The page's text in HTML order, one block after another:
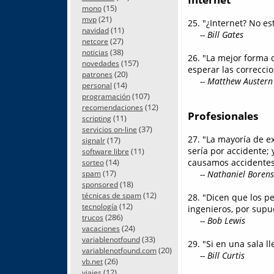
mono(15)
mvp(21)
navidad(11)
netcore (27)
noticias (38)
novedades (157)
patrones (20)
personal (14)
programación(107)
recomendaciones (12)
scripting(11)
servicios on-line (37)
signalr(17)
software libre (11)
sorteo(14)
spam(17)
sponsored(18)
técnicas de spam(12)
tecnología (12)
trucos (286)
vacaciones (24)
variablenotfound(33)
variablenotfound.com(20)
vb.net(26)
25. "¿Internet? No
-- Bill Gates
26. "La mejor forma
esperar las
-- Matthew Austern
Profesionales
27. "La mayoría de
sería por accidente;
causamos
-- Nathaniel
28. "Dicen que los
ingenieros, por
-- Bob Lewis
29. "Si en una sala
-- Bill Curtis